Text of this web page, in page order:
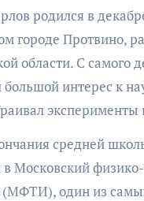
родился в
городе Протвино,
области. С самого
большой интерес к
эксперименты
средней
в Московский
(МФТИ), один из